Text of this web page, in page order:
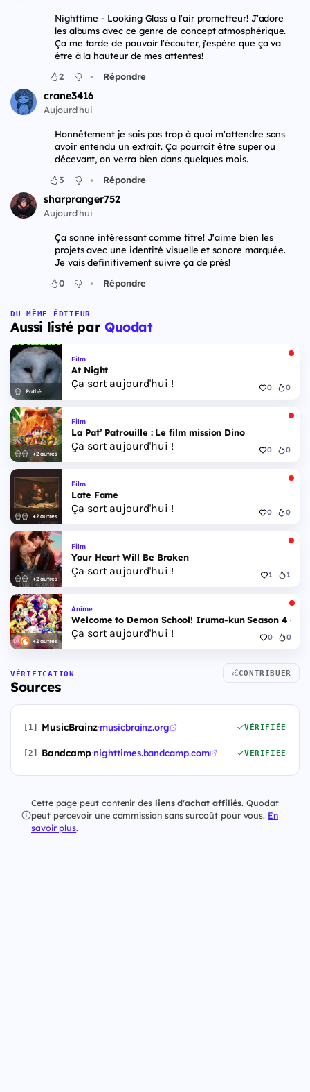
Nighttime - Looking Glass a l'air prometteur! J'adore
les albums avec ce genre de concept atmosphérique.
Ça me tarde de pouvoir l'écouter, j'espère que ça va
être à la hauteur de mes attentes!
2
• Répondre
crane3416
Aujourd'hui
Honnêtement je sais pas trop à quoi m'attendre sans
avoir entendu un extrait. Ça pourrait être super ou
décevant, on verra bien dans quelques mois.
3
• Répondre
sharpranger752
Aujourd'hui
Ça sonne intéressant comme titre! J'aime bien les
projets avec une identité visuelle et sonore marquée.
Je vais definitivement suivre ça de près!
0
• Répondre
DU MÊME ÉDITEUR
Aussi listé par Quodat
Pathé
Film
At Night
Ça sort aujourd'hui ! 0 0
+2 autres
Film
La Pat’ Patrouille : Le film mission Dino
Ça sort aujourd'hui ! 0 0
+2 autres
Film
Late Fame
Ça sort aujourd'hui ! 0 0
+2 autres
Film
Your Heart Will Be Broken
Ça sort aujourd'hui ! 1 1
+2 autres
Anime
Welcome to Demon School! Iruma-kun Season 4 -
Ça sort aujourd'hui ! 0 0
VÉRIFICATION
Sources
CONTRIBUER
[1] MusicBrainz·musicbrainz.org VÉRIFIÉE
[2] Bandcamp·nighttimes.bandcamp.com VÉRIFIÉE
Cette page peut contenir des liens d'achat affiliés. Quodat
peut percevoir une commission sans surcoût pour vous. En
savoir plus.